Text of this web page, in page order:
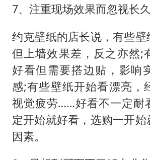
7、注重现场效果而忽视长
约克壁纸的店长说，有些壁
但上墙效果差，反之亦然;
好看但需要搭边贴，影响
感;有些壁纸开始看漂亮，
视觉疲劳……好看不一定耐
定开始就好看，选购一开
因素。